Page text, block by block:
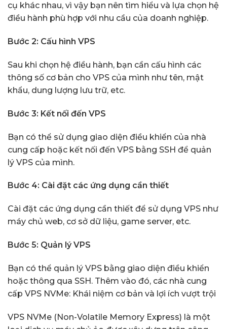
cụ khác nhau, vì vậy bạn nên tìm hiểu và lựa chọn hệ
điều hành phù hợp với nhu cầu của doanh nghiệp.
Bước 2: Cấu hình VPS
Sau khi chọn hệ điều hành, bạn cần cấu hình các
thông số cơ bản cho VPS của mình như tên, mật
khẩu, dung lượng lưu trữ, etc.
Bước 3: Kết nối đến VPS
Bạn có thể sử dụng giao diện điều khiển của nhà
cung cấp hoặc kết nối đến VPS bằng SSH để quản
lý VPS của mình.
Bước 4: Cài đặt các ứng dụng cần thiết
Cài đặt các ứng dụng cần thiết để sử dụng VPS như
máy chủ web, cơ sở dữ liệu, game server, etc.
Bước 5: Quản lý VPS
Bạn có thể quản lý VPS bằng giao diện điều khiển
hoặc thông qua SSH. Thêm vào đó, các nhà cung
cấp VPS NVMe: Khái niệm cơ bản và lợi ích vượt trội
VPS NVMe (Non-Volatile Memory Express) là một